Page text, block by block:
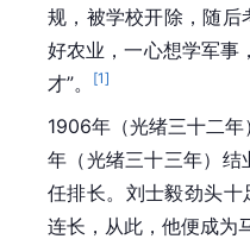
规，被学校开除，随后
好农业，一心想学军事
才”。
[1]
1906年（光绪三十二
年（光绪三十三年）结
任排长。刘士毅劲头
连长，从此，他便成为